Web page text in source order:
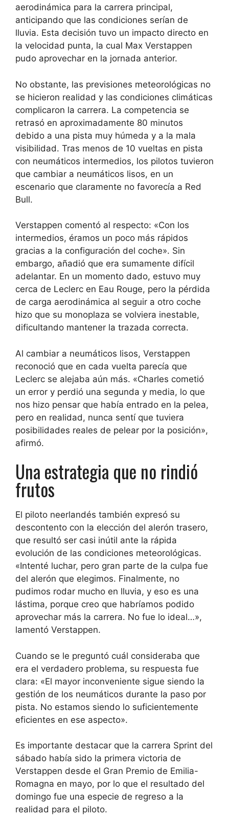
aerodinámica para la carrera principal,
anticipando que las condiciones serían de
lluvia. Esta decisión tuvo un impacto directo en
la velocidad punta, la cual Max Verstappen
pudo aprovechar en la jornada anterior.
No obstante, las previsiones meteorológicas no
se hicieron realidad y las condiciones climáticas
complicaron la carrera. La competencia se
retrasó en aproximadamente 80 minutos
debido a una pista muy húmeda y a la mala
visibilidad. Tras menos de 10 vueltas en pista
con neumáticos intermedios, los pilotos tuvieron
que cambiar a neumáticos lisos, en un
escenario que claramente no favorecía a Red
Bull.
Verstappen comentó al respecto: «Con los
intermedios, éramos un poco más rápidos
gracias a la configuración del coche». Sin
embargo, añadió que era sumamente difícil
adelantar. En un momento dado, estuvo muy
cerca de Leclerc en Eau Rouge, pero la pérdida
de carga aerodinámica al seguir a otro coche
hizo que su monoplaza se volviera inestable,
dificultando mantener la trazada correcta.
Al cambiar a neumáticos lisos, Verstappen
reconoció que en cada vuelta parecía que
Leclerc se alejaba aún más. «Charles cometió
un error y perdió una segunda y media, lo que
nos hizo pensar que había entrado en la pelea,
pero en realidad, nunca sentí que tuviera
posibilidades reales de pelear por la posición»,
afirmó.
Una estrategia que no rindió
frutos
El piloto neerlandés también expresó su
descontento con la elección del alerón trasero,
que resultó ser casi inútil ante la rápida
evolución de las condiciones meteorológicas.
«Intenté luchar, pero gran parte de la culpa fue
del alerón que elegimos. Finalmente, no
pudimos rodar mucho en lluvia, y eso es una
lástima, porque creo que habríamos podido
aprovechar más la carrera. No fue lo ideal…»,
lamentó Verstappen.
Cuando se le preguntó cuál consideraba que
era el verdadero problema, su respuesta fue
clara: «El mayor inconveniente sigue siendo la
gestión de los neumáticos durante la paso por
pista. No estamos siendo lo suficientemente
eficientes en ese aspecto».
Es importante destacar que la carrera Sprint del
sábado había sido la primera victoria de
Verstappen desde el Gran Premio de Emilia-
Romagna en mayo, por lo que el resultado del
domingo fue una especie de regreso a la
realidad para el piloto.